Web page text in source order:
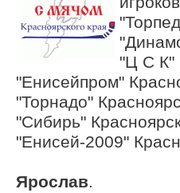
"Ц С К"
"Енисейпром"
"Торнадо"
"Сибирь"
"Енисей-2009"
"Енисей-
Ярослав.